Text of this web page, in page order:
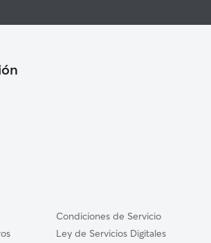
la Calzada
en Aldealengua
Condiciones de Servicio
Ley de Servicios Digitales